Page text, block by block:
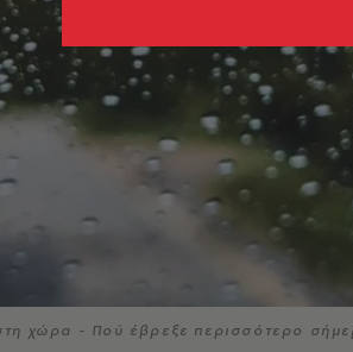
χώρα - Πού έβρεξε περισσότερο